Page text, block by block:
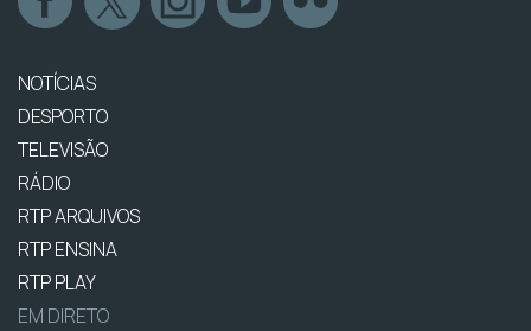
NOTÍCIAS
DESPORTO
TELEVISÃO
RÁDIO
RTP ARQUIVOS
RTP ENSINA
RTP PLAY
EM DIRETO